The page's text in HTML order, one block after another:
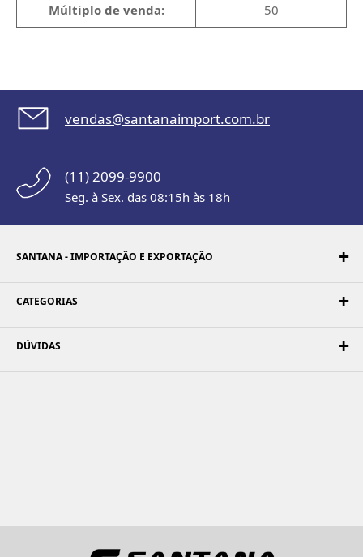
Múltiplo de venda: 50
vendas@santanaimport.com.br
(11) 2099-9900
Seg. à Sex. das 08:15h às 18h
SANTANA - IMPORTAÇÃO E EXPORTAÇÃO
CATEGORIAS
DÚVIDAS